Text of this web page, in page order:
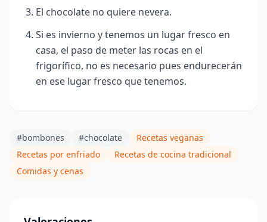
El chocolate no quiere nevera.
Si es invierno y tenemos un lugar fresco en
casa, el paso de meter las rocas en el
frigorífico, no es necesario pues endurecerán
en ese lugar fresco que tenemos.
#bombones #chocolate
Recetas veganas
Recetas por enfriado
Recetas de cocina tradicional
Comidas y cenas